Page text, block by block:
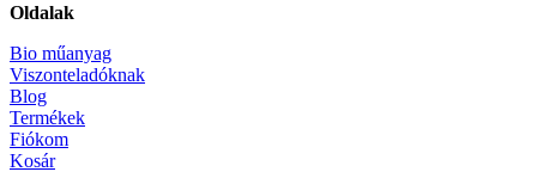
Oldalak
Bio műanyag
Viszonteladóknak
Blog
Termékek
Fiókom
Kosár